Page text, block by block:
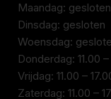
Maandag: gesloten
Dinsdag: gesloten
Woensdag:
Donderdag: 11.00 –
Vrijdag: 11.00 –
Zaterdag: 11.00 –